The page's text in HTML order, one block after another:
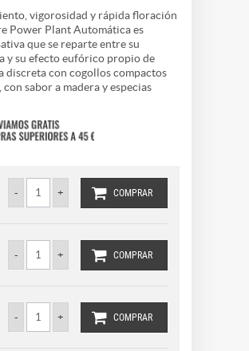
vigorosidad y rápida floración
Power Plant Automática es
que se reparte entre su
y su efecto eufórico propio de
discreta con cogollos compactos
sabor a madera y especias
COMPRAR
COMPRAR
COMPRAR